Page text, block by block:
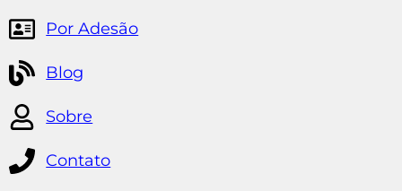
Por Adesão
Blog
Sobre
Contato